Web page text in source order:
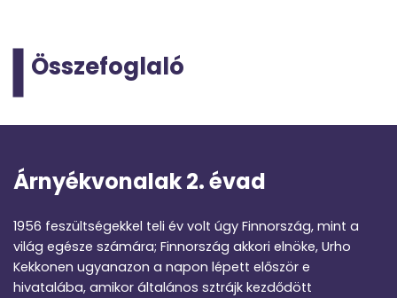
Összefoglaló
Árnyékvonalak 2. évad
1956 feszültségekkel teli év volt úgy Finnország, mint a
világ egésze számára; Finnország akkori elnöke, Urho
Kekkonen ugyanazon a napon lépett először e
hivatalába, amikor általános sztrájk kezdődött